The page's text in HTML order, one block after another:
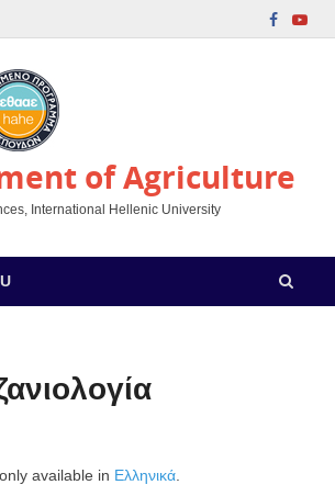
of Agriculture
International Hellenic University
available in Ελληνικά